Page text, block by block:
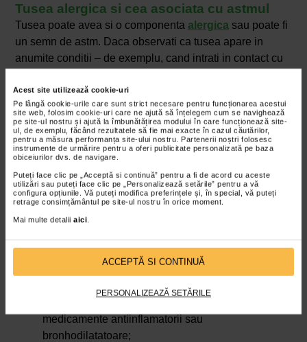
Acest site utilizează cookie-uri
Pe lângă cookie-urile care sunt strict necesare pentru funcționarea acestui
site web, folosim cookie-uri care ne ajută să înțelegem cum se navighează
pe site-ul nostru și ajută la îmbunătățirea modului în care funcționează site-
ul, de exemplu, făcând rezultatele să fie mai exacte în cazul căutărilor,
pentru a măsura performanța site-ului nostru. Partenerii noștri folosesc
instrumente de urmărire pentru a oferi publicitate personalizată pe baza
obiceiurilor dvs. de navigare.
Puteți face clic pe „Acceptă si continuă” pentru a fi de acord cu aceste
utilizări sau puteți face clic pe „Personalizează setările” pentru a vă
configura opțiunile. Vă puteți modifica preferințele și, în special, vă puteți
retrage consimțământul pe site-ul nostru în orice moment.
Mai multe detalii aici.
ACCEPTĂ SI CONTINUĂ
PERSONALIZEAZĂ SETĂRILE
Tusea alergica si cea asociata cu astmul
Tusea poate avea si o componenta alergica sau poate fi
un semn de astm. Daca observati ca tusea apare in
anumite conditii – de exemplu, cand intrati in contact cu
respiratorii la aer rece – este posibil ca reactia sa fie
declansata de un factor extern. Aceste tipuri de tuse sunt
asociate astmului si sunt adesea seci, in crize, pot fi
insotite de senzatia de constrictie toracica, respiratie
suieratoare sau dificultati de respiratie.
Cum sa gestionati tipurile de tuse alergica sau provocata
de astm:
evitati alergenii cunoscuti pentru declansarea unor
locuinta, sa folositi filtre de aer, sa limitati contactul
daca stiti ca aveti astm, urmati planul de tratament
medicamente antiinflamatorii sau
bronhodilatatoare;